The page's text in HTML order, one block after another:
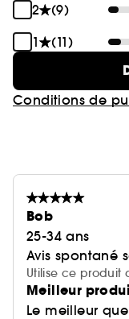
2
(9)
1
(11)
Conditions de
Bob
25-34 ans
Avis spontané
Utilise ce produit
Meilleur
Le meilleur